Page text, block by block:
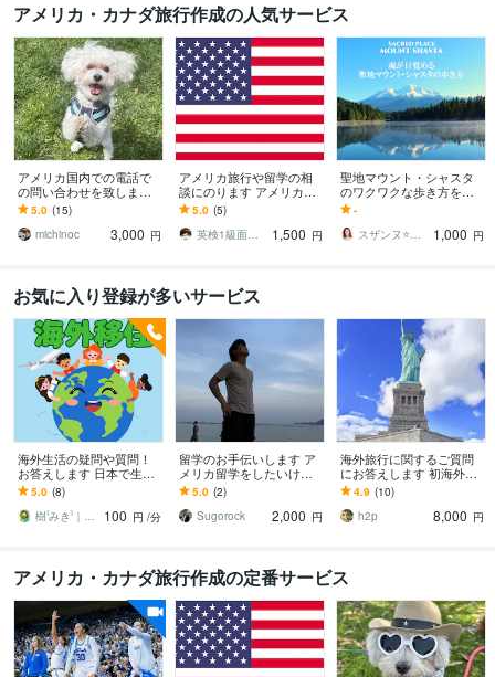
アメリカ・カナダ旅行作成の人気サービス
アメリカ国内での電話で
の問い合わせを致します
アメリカ国内での電話で
の問い合わせを受け付け
ます
5.0 (15)
michinoc
3,000 円
アメリカ旅行や留学の相
談にのります アメリカへ
の旅行を考えていて、少
しでもコストを下げたい
方へ
5.0 (5)
英検1級面接38点のマルチリンガルK
1,500 円
聖地マウント・シャスタ
のワクワクな歩き方を教
えます マウントシャスタ
に19回訪米スペシャリス
トが薦める秘境ガイド
-
スザンヌ⭐聖地からのメッセンジャー
1,000 円
お気に入り登録が多いサービス
海外生活の疑問や質問！
お答えします 日本で生活
を続けることが不安に感
じていませんか？
5.0 (8)
樹⁽みき⁾｜つながりを紡ぐ人
100 円 /分
留学のお手伝いします ア
メリカ留学をしたいけど
留学サービス会社に払う
金額が勿体無い
5.0 (2)
Sugorock
2,000 円
海外旅行に関するご質問
にお答えします 初海外の
方も、ツアーでなく個人
手配で周遊したい方も！
4.9 (10)
h2p
8,000 円
アメリカ・カナダ旅行作成の定番サービス